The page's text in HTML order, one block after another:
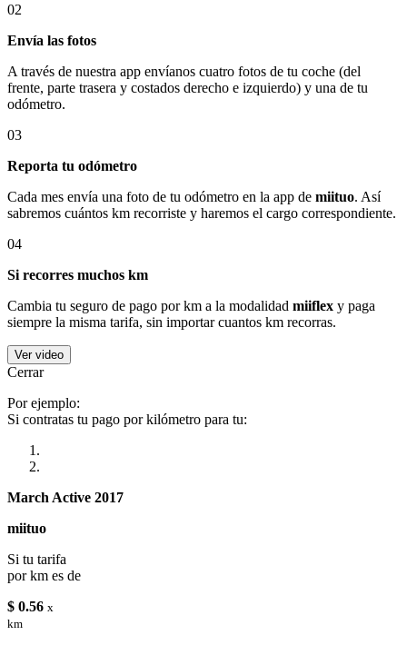
02
Envía las fotos
A través de nuestra app envíanos cuatro fotos de tu coche (del
frente, parte trasera y costados derecho e izquierdo) y una de tu
odómetro.
03
Reporta tu odómetro
Cada mes envía una foto de tu odómetro en la app de miituo. Así
sabremos cuántos km recorriste y haremos el cargo correspondiente.
04
Si recorres muchos km
Cambia tu seguro de pago por km a la modalidad miiflex y paga
siempre la misma tarifa, sin importar cuantos km recorras.
Ver video
Cerrar
Por ejemplo:
Si contratas tu pago por kilómetro para tu:
March Active 2017
miituo
Si tu tarifa
por km es de
$ 0.56 x
km